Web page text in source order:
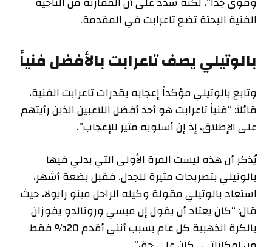
الفنية البحتة تضع تاعرابت في المقدمة.
بالوتيلي يصف تاعرابت بالأفضل فنياً
وتابع بالوتيلي مؤكداً إعجابه بقدرات تاعرابت الفنية،
قائلاً: “فنياً تاعرابت هو أحد أفضل اللاعبين الذين رأيتهم
على الإطلاق، إذ إن أسلوبه مثير للإعجاب”.
يُذكر أن هذه ليست المرة الأولى التي يدلي فيها
بالوتيلي بتصريحات مثيرة للجدل. فقبل بضعة أشهر،
استعاد بالوتيلي مقولة وكيله الراحل مينو رايولا، حيث
قال: “كان يعتاد أن يقول إن ميسي ورونالدو يفوزان
بالكرة الذهبية كل عام بسبب أنني أقدم 20% فقط